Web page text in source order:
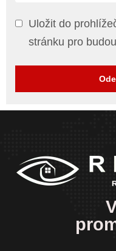
Uložit do
stránku pro